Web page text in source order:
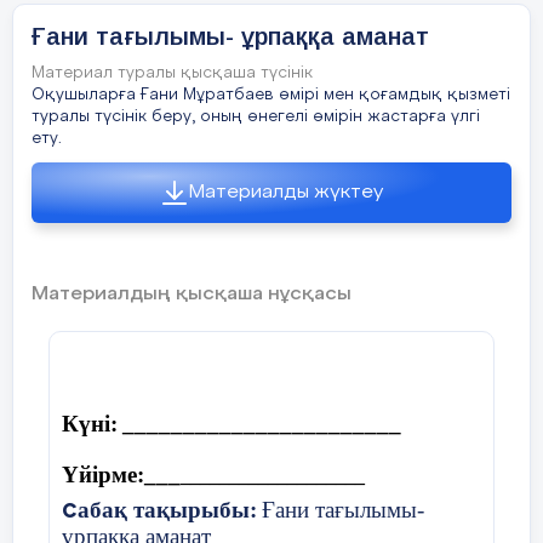
(Әкенің қолын байлайды)
Қыз:
Әке:
Жүргізуші дауысы:
Сол бір зұлмат жылдары мыңдаған отбасы
осылайша ойран болды.
Балалар әкесіз, аналар панасыз қалды.
Ғани тағылымы- ұрпаққа аманат
Материал туралы қысқаша түсінік
Оқушыларға Ғани Мұратбаев өмірі мен қоғамдық қызметі
туралы түсінік беру, оның өнегелі өмірін жастарға үлгі
ету.
Материалды жүктеу
Материалдың қысқаша нұсқасы
Күні:
Үйірме:___
Сабақ тақырыбы: Ғани тағылымы-
ұрпаққа аманат